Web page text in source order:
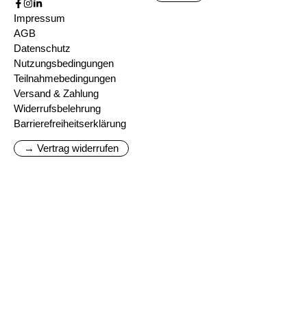
Impressum
AGB
Datenschutz
Nutzungsbedingungen
Teilnahmebedingungen
Versand & Zahlung
Widerrufsbelehrung
Barrierefreiheitserklärung
→ Vertrag widerrufen